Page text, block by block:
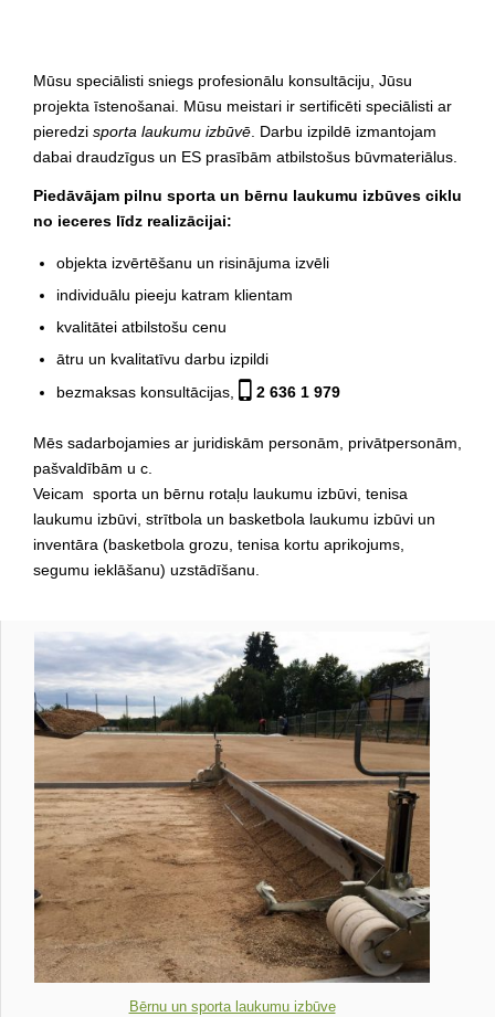
Mūsu speciālisti sniegs profesionālu konsultāciju, Jūsu
projekta īstenošanai. Mūsu meistari ir sertificēti speciālisti ar
pieredzi sporta laukumu izbūvē . Darbu izpildē izmantojam
dabai draudzīgus un ES prasībām atbilstošus būvmateriālus.
Piedāvājam pilnu sporta un bērnu laukumu izbūves ciklu
no ieceres līdz realizācijai:
objekta izvērtēšanu un risinājuma izvēli
individuālu pieeju katram klientam
kvalitātei atbilstošu cenu
ātru un kvalitatīvu darbu izpildi
bezmaksas konsultācijas,
2 636 1 979
Mēs sadarbojamies ar juridiskām personām, privātpersonām,
pašvaldībām u c.
Veicam sporta un bērnu rotaļu laukumu izbūvi, tenisa
laukumu izbūvi, strītbola un basketbola laukumu izbūvi un
inventāra (basketbola grozu, tenisa kortu aprikojums,
segumu ieklāšanu) uzstādīšanu.
Bērnu un sporta laukumu izbūve